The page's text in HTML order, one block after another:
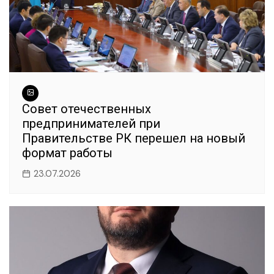
Совет отечественных
предпринимателей при
Правительстве РК перешел на новый
формат работы
23.07.2026